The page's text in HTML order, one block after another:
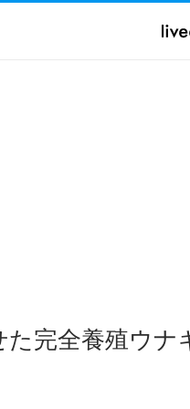
完全養殖ウナ